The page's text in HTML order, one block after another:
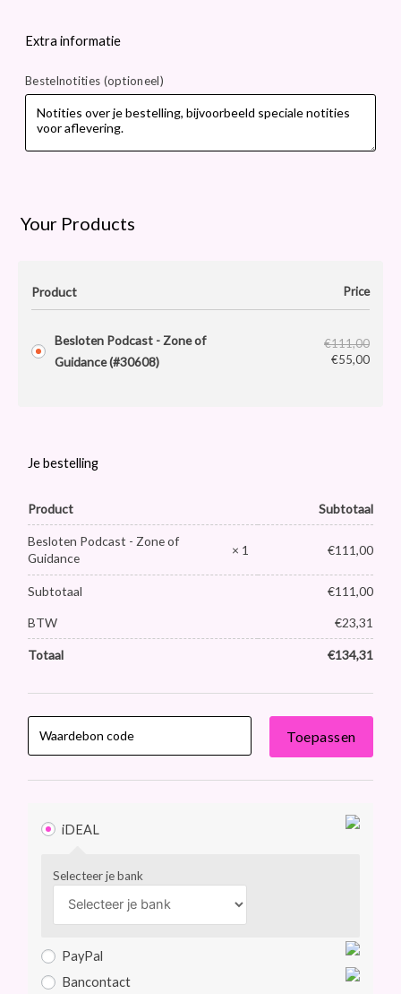
Extra informatie
Bestelnotities (optioneel)
Your Products
Product Price
Besloten Podcast - Zone of
Guidance (#30608)
€111,00
€55,00
Je bestelling
Product Subtotaal
Besloten Podcast - Zone of
Guidance
× 1 €111,00
Subtotaal €111,00
BTW €23,31
Totaal €134,31
Toepassen
iDEAL
Selecteer je bank
PayPal
Bancontact